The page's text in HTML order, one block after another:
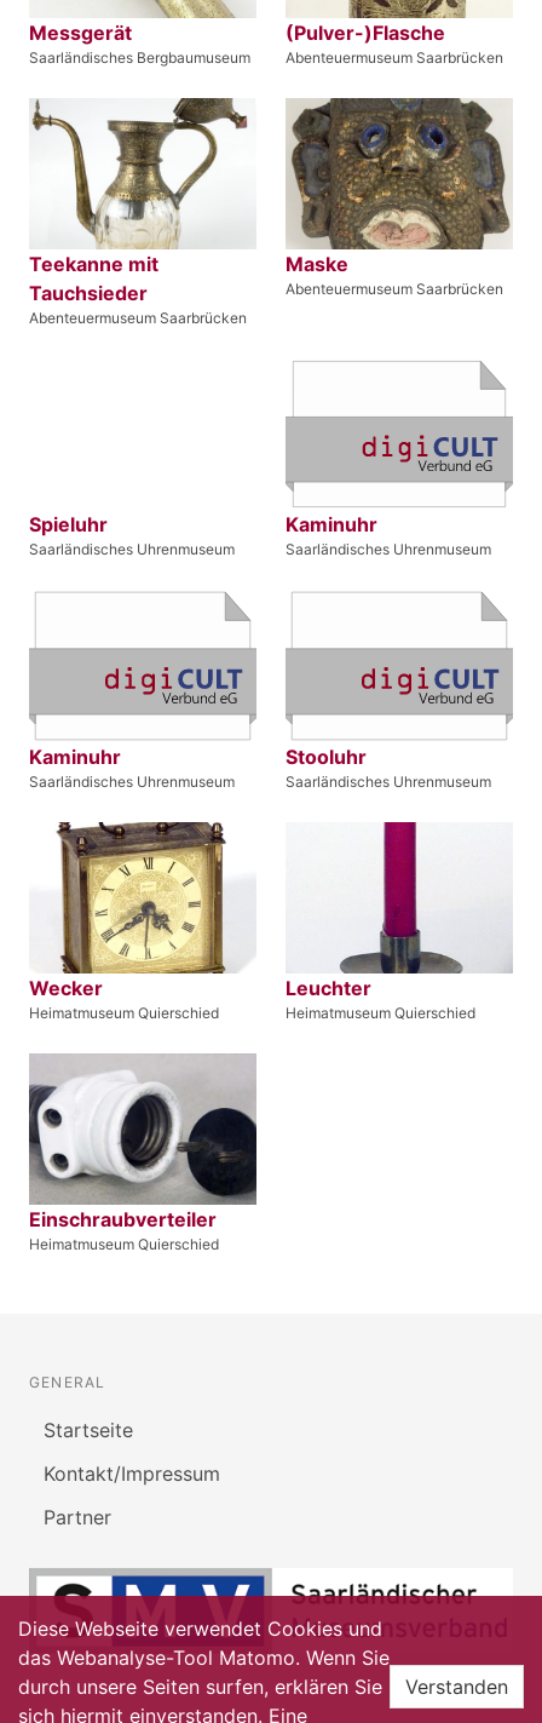
Messgerät
Saarländisches Bergbaumuseum
(Pulver-)Flasche
Abenteuermuseum Saarbrücken
Teekanne mit
Tauchsieder
Abenteuermuseum Saarbrücken
Maske
Abenteuermuseum Saarbrücken
Spieluhr
Saarländisches Uhrenmuseum
Kaminuhr
Saarländisches Uhrenmuseum
Kaminuhr
Saarländisches Uhrenmuseum
Stooluhr
Saarländisches Uhrenmuseum
Wecker
Heimatmuseum Quierschied
Leuchter
Heimatmuseum Quierschied
Einschraubverteiler
Heimatmuseum Quierschied
GENERAL
Startseite
Kontakt/Impressum
Partner
Diese Webseite verwendet Cookies und
das Webanalyse-Tool Matomo. Wenn Sie
durch unsere Seiten surfen, erklären Sie
sich hiermit einverstanden. Eine
Verstanden